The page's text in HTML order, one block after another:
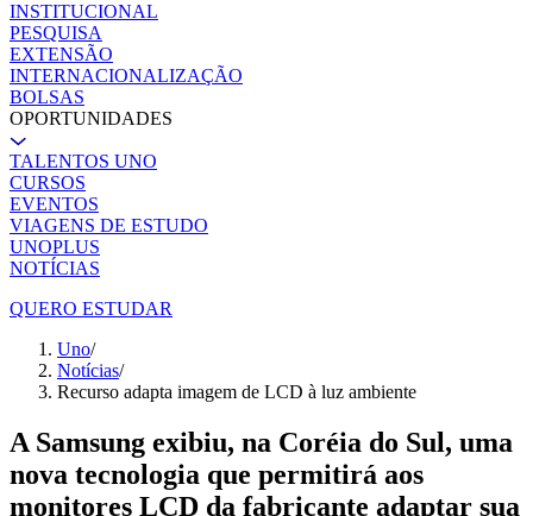
INSTITUCIONAL
PESQUISA
EXTENSÃO
INTERNACIONALIZAÇÃO
BOLSAS
OPORTUNIDADES
TALENTOS UNO
CURSOS
EVENTOS
VIAGENS DE ESTUDO
UNOPLUS
NOTÍCIAS
QUERO ESTUDAR
Uno/
Notícias/
Recurso adapta imagem de LCD à luz ambiente
A Samsung exibiu, na Coréia do Sul, uma
nova tecnologia que permitirá aos
monitores LCD da fabricante adaptar sua